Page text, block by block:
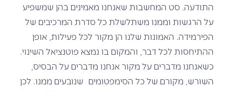
התודעה. סט המחשבות שאנחנו מאמינים בהן שמשפיע
על הרגשות וממנו משתלשלת כל סדרת המרכיבים של
הפירמידה. האמונות שלנו הן מקור לכל פעילות, אופן
ההתיחסות לכל דבר, והמקום בו נמצא פוטנציאל השינוי.
כשאנחנו מדברים על מקור אנחנו מדברים על הבסיס,
השורש, מקורם של כל הסימפטומים שנובעים ממנו. לכן